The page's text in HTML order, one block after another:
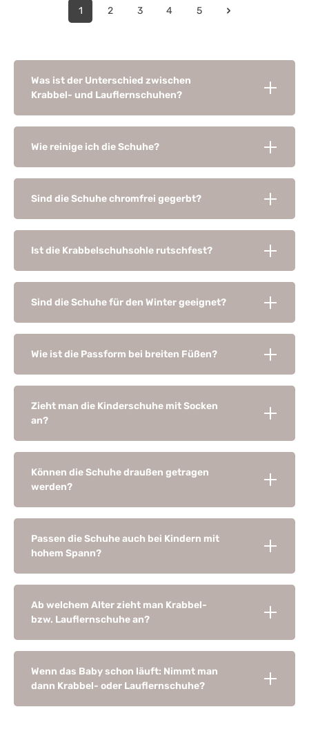
1 2 3 4 5
Was ist der Unterschied zwischen
Krabbel- und Lauflernschuhen?
Wie reinige ich die Schuhe?
Sind die Schuhe chromfrei gegerbt?
Ist die Krabbelschuhsohle rutschfest?
Sind die Schuhe für den Winter geeignet?
Wie ist die Passform bei breiten Füßen?
Zieht man die Kinderschuhe mit Socken
an?
Können die Schuhe draußen getragen
werden?
Passen die Schuhe auch bei Kindern mit
hohem Spann?
Ab welchem Alter zieht man Krabbel-
bzw. Lauflernschuhe an?
Wenn das Baby schon läuft: Nimmt man
dann Krabbel- oder Lauflernschuhe?